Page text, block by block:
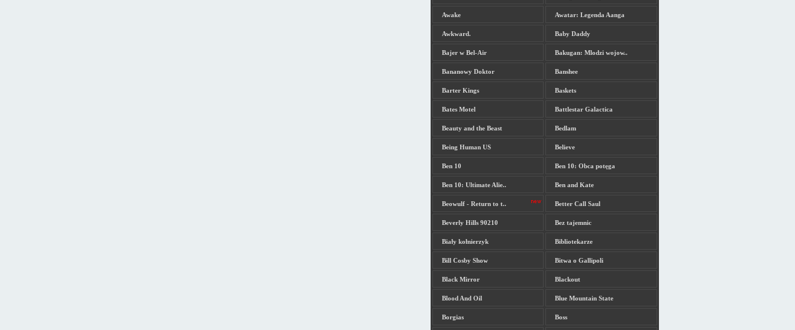
Awake Awatar: Legenda Aanga
Awkward. Baby Daddy
Bajer w Bel-Air Bakugan: Mlodzi wojow..
Bananowy Doktor Banshee
Barter Kings Baskets
Bates Motel Battlestar Galactica
Beauty and the Beast Bedlam
Being Human US Believe
Ben 10 Ben 10: Obca potęga
Ben 10: Ultimate Alie.. Ben and Kate
Beowulf - Return to t.. Better Call Saul
Beverly Hills 90210 Bez tajemnic
Biały kołnierzyk Bibliotekarze
Bill Cosby Show Bitwa o Gallipoli
Black Mirror Blackout
Blood And Oil Blue Mountain State
Borgias Boss